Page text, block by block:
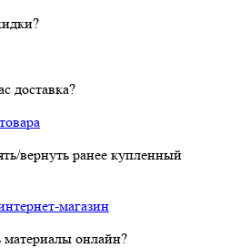
доставка?
вернуть ранее купленный
магазин
онлайн?